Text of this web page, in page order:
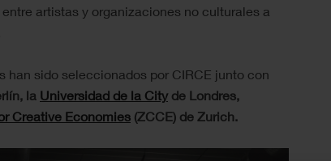
artistas y organizaciones no culturales a
han sido seleccionados por CIRCE junto con
la Universidad de la City de Londres,
Creative Economies (ZCCE) de Zurich.